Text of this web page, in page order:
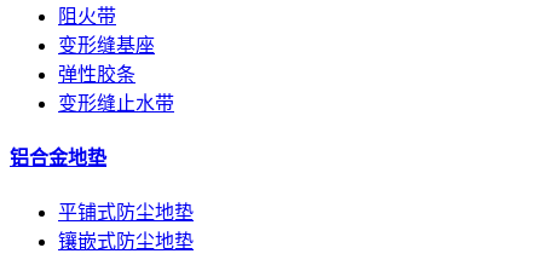
阻火带
变形缝基座
弹性胶条
变形缝止水带
铝合金地垫
平铺式防尘地垫
镶嵌式防尘地垫